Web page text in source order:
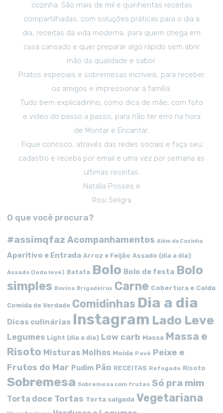
cozinha. São mais de mil e quinhentas receitas
compartilhadas, com soluções práticas para o dia a
dia, receitas da vida moderna, para quem chega em
casa cansado e quer preparar algo rápido sem abrir
mão da qualidade e sabor.
Pratos especiais e sobremesas incríveis, para receber
os amigos e impressionar a família.
Tudo bem explicadinho, como dica de mãe, com foto
e vídeo do passo a passo, para não ter erro na hora
de Montar e Encantar.
Fique conosco, através das redes sociais e faça seu
cadastro e receba por email e uma vez por semana as
ultimas receitas.
Natalia Posses e
Rosi Seligra
O que você procura?
#assimqfaz Acompanhamentos Além da Cozinha
Aperitivo e Entrada Arroz e Feijão Assado (dia a dia)
Assado (lado leve) Batata Bolo Bolo de festa Bolo
simples
Bovina Brigadeiros Carne Cobertura e Calda
Comida de Verdade Comidinhas Dia a dia
Dicas culinárias Instagram Lado Leve
Legumes Light (dia a dia) Low carb Massa Massa e
Risoto Misturas Molhos Moída Pavê Peixe e
Frutos do Mar Pudim Pão RECEITAS Refogado Risoto
Sobremesa Sobremesa com frutas Só pra mim
Torta doce Tortas Torta salgada Vegetariana